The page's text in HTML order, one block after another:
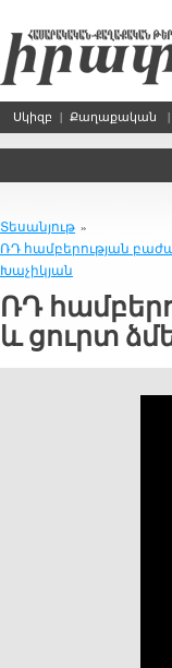
Սկիզբ | Քաղաքական |
Տեսանյութ »
ՌԴ համբերության
Խաչիկյան
ՌԴ
և ցուրտ